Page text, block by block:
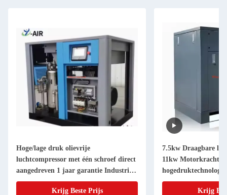
Hoge/lage druk olievrije
luchtcompressor met één schroef direct
aangedreven 1 jaar garantie Industriële
roterende schroefcompressoren reserve
Krijg Beste Prijs
7.5kw Draagbare
11kw Motorkracht
Energiebron Opties
Krijg